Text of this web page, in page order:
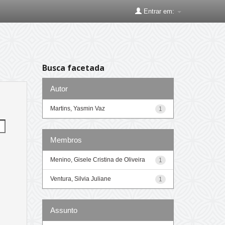
Entrar em:
Busca facetada
Autor
1
Martins, Yasmin Vaz
Membros
1
Menino, Gisele Cristina de Oliveira
1
Ventura, Silvia Juliane
Assunto